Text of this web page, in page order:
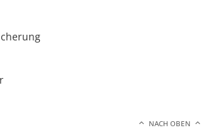
NACH OBEN